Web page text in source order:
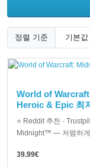
정렬 기준
World of
Heroic & Epic 최
⭐ Reddit 추천 ·
Midnight™ — 저렴하게
39.99€